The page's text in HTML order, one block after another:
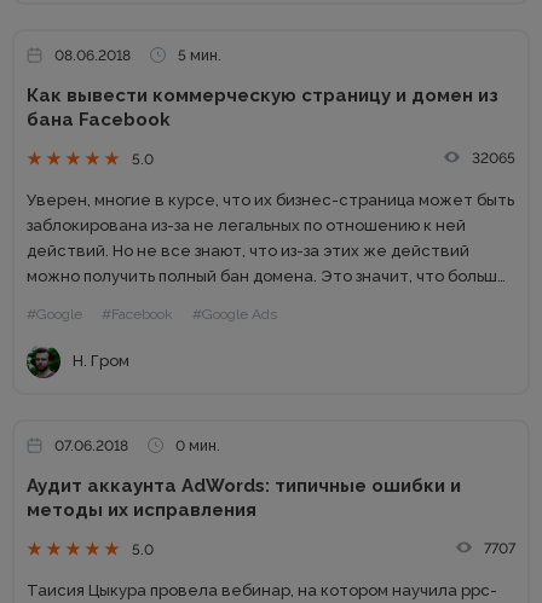
08.06.2018 5 мин.
Как вывести коммерческую страницу и домен из
бана Facebook
5.0 32065
Уверен, многие в курсе, что их бизнес-страница может быть
заблокирована из-за не легальных по отношению к ней
действий. Но не все знают, что из-за этих же действий
можно получить полный бан домена. Это значит, что больше
#Google #Facebook #Google Ads
Н. Гром
07.06.2018 0 мин.
Аудит аккаунта AdWords: типичные ошибки и
методы их исправления
5.0 7707
Таисия Цыкура провела вебинар, на котором научила ppc-